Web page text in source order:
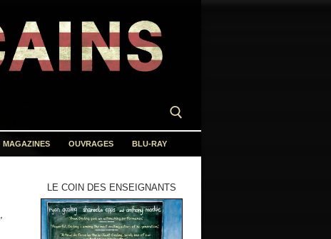
MAGAZINES OUVRAGES BLU-RAY
,
LE COIN DES ENSEIGNANTS